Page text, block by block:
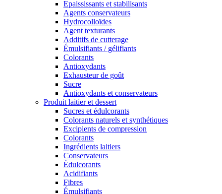
Epaississants et stabilisants
Agents conservateurs
Hydrocolloïdes
Agent texturants
Additifs de cutterage
Émulsifiants / gélifiants
Colorants
Antioxydants
Exhausteur de goût
Sucre
Antioxydants et conservateurs
Produit laitier et dessert
Sucres et édulcorants
Colorants naturels et synthétiques
Excipients de compression
Colorants
Ingrédients laitiers
Conservateurs
Édulcorants
Acidifiants
Fibres
Émulsifiants